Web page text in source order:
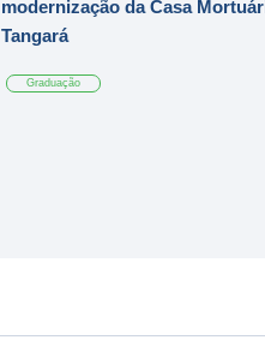
modernização da Casa
Tangará
Graduação